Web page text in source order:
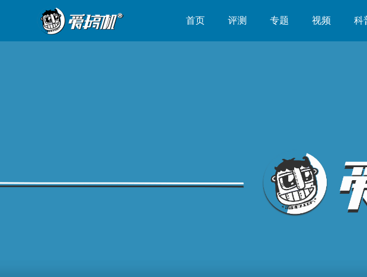
首页 评测 专题 视频 科